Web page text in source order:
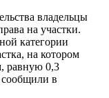
владельцы
на участки.
категории
на котором
равную 0,3
в